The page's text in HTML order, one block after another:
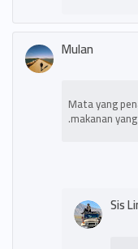
Mulan
Mata yang
makanan
Sis